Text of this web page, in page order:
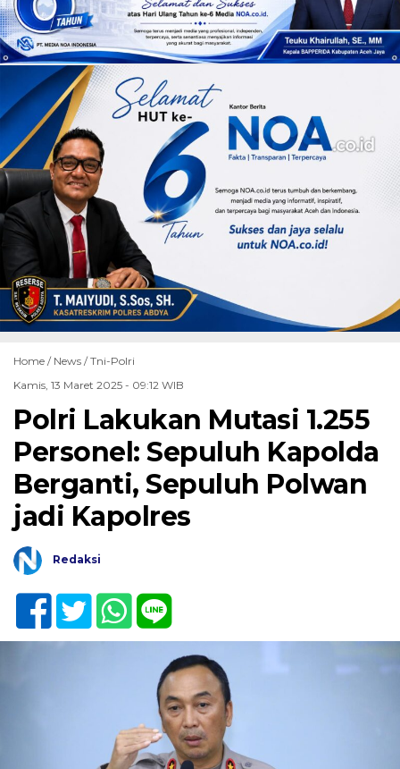
Home / News /Tni-Polri
Kamis, 13 Maret 2025 - 09:12 WIB
Polri Lakukan Mutasi 1.255
Personel: Sepuluh Kapolda
Berganti, Sepuluh Polwan
jadi Kapolres
Redaksi